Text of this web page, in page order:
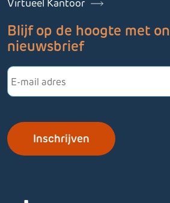
Virtueel Kantoor
Blijf op de hoogte met
nieuwsbrief
E-
mailadres